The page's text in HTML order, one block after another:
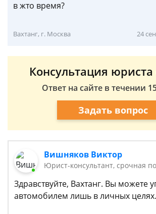
в жто время?
Вахтанг, г. Москва 24
Консультация
Ответ на сайте в течении
Задать вопрос
Вишняков Виктор
Юрист-консультант, срочная
Здравствуйте, Вахтанг. Вы можете
автомобилем лишь в личных целях.